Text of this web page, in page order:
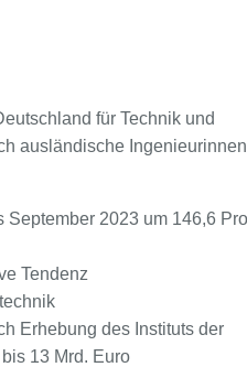
für Technik und
ausländische
2023 um 146,6
Tendenz
Erhebung des Instituts der
13 Mrd. Euro